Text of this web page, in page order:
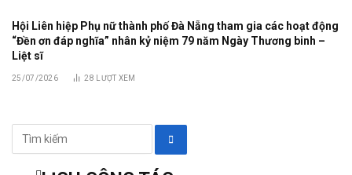
Hội Liên hiệp Phụ nữ thành phố Đà Nẵng tham gia các hoạt động
“Đền ơn đáp nghĩa” nhân kỷ niệm 79 năm Ngày Thương binh –
Liệt sĩ
25/07/2026 28 LƯỢT XEM